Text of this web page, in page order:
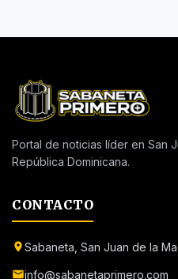
Portal de noticias líder en San
República Dominicana.
CONTACTO
Sabaneta, San Juan de la
info@sabanetaprimero.com